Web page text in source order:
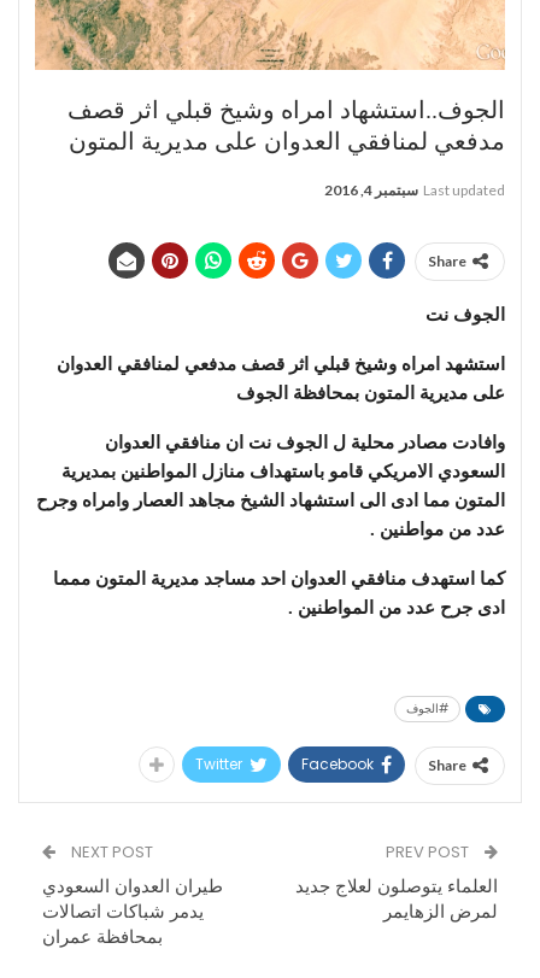
الجوف..استشهاد امراه وشيخ قبلي اثر قصف
مدفعي لمنافقي العدوان على مديرية المتون
Last updated سبتمبر 4, 2016
Share
الجوف نت
استشهد امراه وشيخ قبلي اثر قصف مدفعي لمنافقي العدوان
على مديرية المتون بمحافظة الجوف
وافادت مصادر محلية ل الجوف نت ان منافقي العدوان
السعودي الامريكي قامو باستهداف منازل المواطنين بمديرية
المتون مما ادى الى استشهاد الشيخ مجاهد العصار وامراه وجرح
عدد من مواطنين .
كما استهدف منافقي العدوان احد مساجد مديرية المتون ممما
ادى جرح عدد من المواطنين .
#الجوف
Share
Facebook
Twitter
العلماء يتوصلون لعلاج جديد
لمرض الزهايمر
NEXT POST
طيران العدوان السعودي
يدمر شباكات اتصالات
بمحافظة عمران